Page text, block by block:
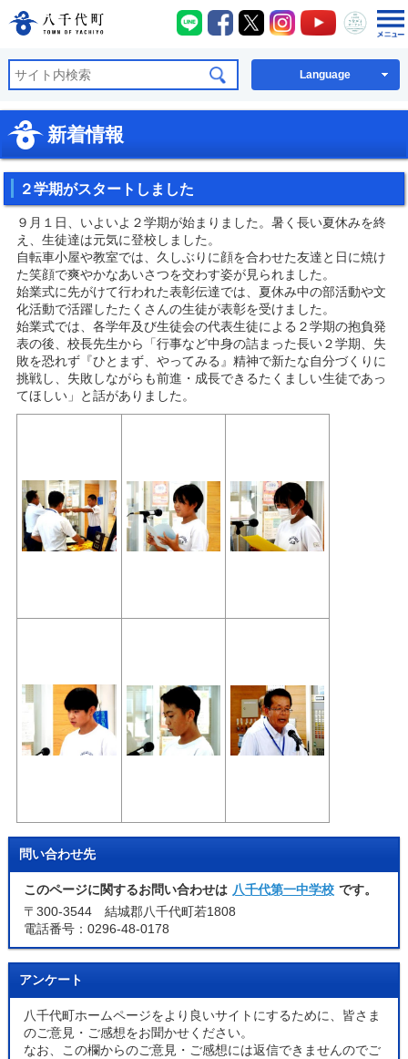
八千代町公式ホームページ
八千代町LINE
八千代町Facebook
八千代町X八千代町Instagram
八千代町
八千
Language
新着情報
２学期がスタートしました
９月１日、いよいよ２学期が始まりました。暑く長い夏休みを終
え、生徒達は元気に登校しました。
自転車小屋や教室では、久しぶりに顔を合わせた友達と日に焼け
た笑顔で爽やかなあいさつを交わす姿が見られました。
始業式に先がけて行われた表彰伝達では、夏休み中の部活動や文
化活動で活躍したたくさんの生徒が表彰を受けました。
始業式では、各学年及び生徒会の代表生徒による２学期の抱負発
表の後、校長先生から「行事など中身の詰まった長い２学期、失
敗を恐れず『ひとまず、やってみる』精神で新たな自分づくりに
挑戦し、失敗しながらも前進・成長できるたくましい生徒であっ
てほしい」と話がありました。
問い合わせ先
このページに関するお問い合わせは 八千代第一中学校 です。
〒300-3544 結城郡八千代町若1808
電話番号：0296-48-0178
アンケート
八千代町ホームページをより良いサイトにするために、皆さま
のご意見・ご感想をお聞かせください。
なお、この欄からのご意見・ご感想には返信できませんのでご